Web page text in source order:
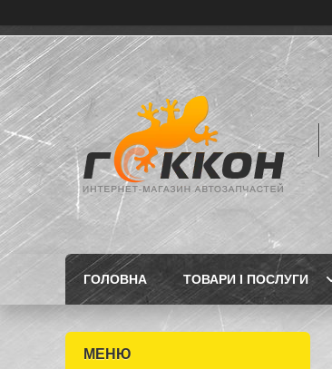
ГОЛОВНА ТОВАРИ І ПОСЛУГИ